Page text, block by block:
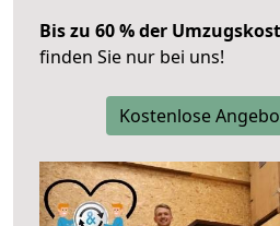
Bis zu 60 % der
finden Sie nur bei uns!
Kostenlose